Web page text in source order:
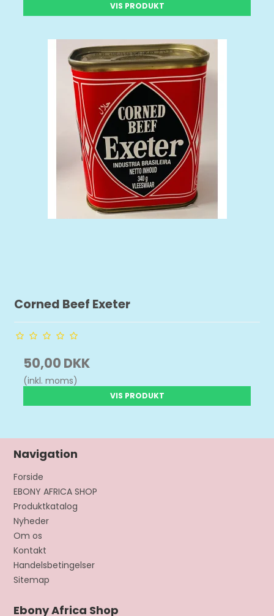
VIS PRODUKT
Corned Beef Exeter
50,00 DKK
(inkl. moms)
VIS PRODUKT
Navigation
Forside
EBONY AFRICA SHOP
Produktkatalog
Nyheder
Om os
Kontakt
Handelsbetingelser
Sitemap
Ebony Africa Shop